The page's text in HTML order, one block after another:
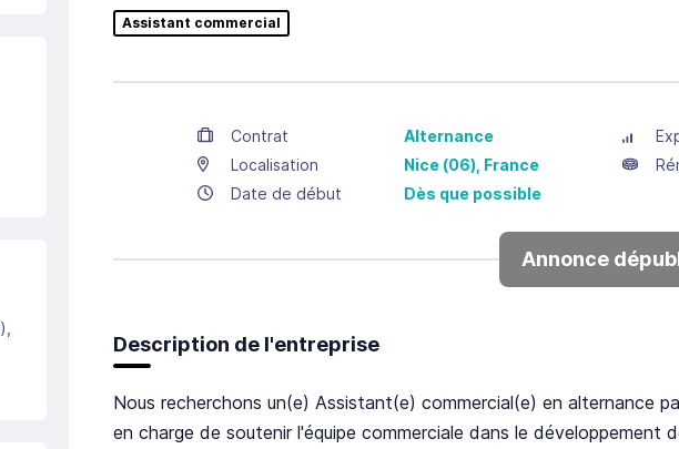
)
Assistant commercial
Contrat Alternance
Localisation
Nice (06), France
Date de début
Dès que possible
Annonce
Description de l'entreprise
Nous recherchons un(e) Assistant(e) commercial(e) en alternance
en charge de soutenir l'équipe commerciale dans le